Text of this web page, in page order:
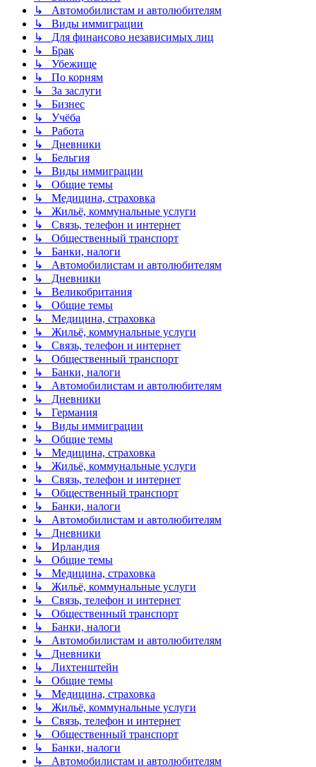
↳ Автомобилистам и автолюбителям
↳ Виды иммиграции
↳ Для финансово независимых лиц
↳ Брак
↳ Убежище
↳ По корням
↳ За заслуги
↳ Бизнес
↳ Учёба
↳ Работа
↳ Дневники
↳ Бельгия
↳ Виды иммиграции
↳ Общие темы
↳ Медицина, страховка
↳ Жильё, коммунальные услуги
↳ Связь, телефон и интернет
↳ Общественный транспорт
↳ Банки, налоги
↳ Автомобилистам и автолюбителям
↳ Дневники
↳ Великобритания
↳ Общие темы
↳ Медицина, страховка
↳ Жильё, коммунальные услуги
↳ Связь, телефон и интернет
↳ Общественный транспорт
↳ Банки, налоги
↳ Автомобилистам и автолюбителям
↳ Дневники
↳ Германия
↳ Виды иммиграции
↳ Общие темы
↳ Медицина, страховка
↳ Жильё, коммунальные услуги
↳ Связь, телефон и интернет
↳ Общественный транспорт
↳ Банки, налоги
↳ Автомобилистам и автолюбителям
↳ Дневники
↳ Ирландия
↳ Общие темы
↳ Медицина, страховка
↳ Жильё, коммунальные услуги
↳ Связь, телефон и интернет
↳ Общественный транспорт
↳ Банки, налоги
↳ Автомобилистам и автолюбителям
↳ Дневники
↳ Лихтенштейн
↳ Общие темы
↳ Медицина, страховка
↳ Жильё, коммунальные услуги
↳ Связь, телефон и интернет
↳ Общественный транспорт
↳ Банки, налоги
↳ Автомобилистам и автолюбителям